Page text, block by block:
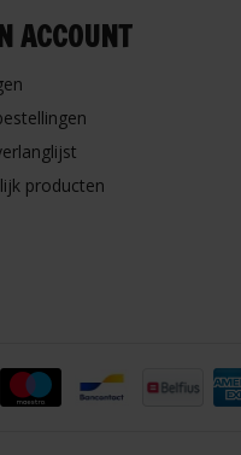
ACCOUNT
producten